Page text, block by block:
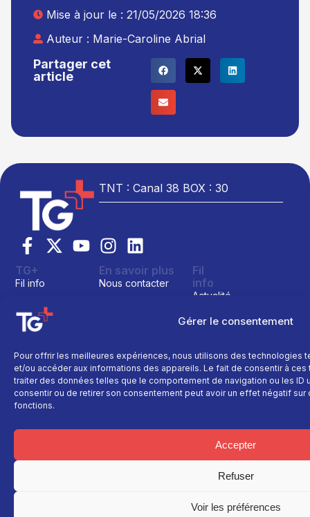
Gérer le consentement
Pour offrir les meilleures expériences, nous utilisons des technologies
et/ou accéder aux informations des appareils. Le fait de consentir à
traiter des données telles que le comportement de navigation ou les ID
consentir ou de retirer son consentement peut avoir un effet négatif
fonctions.
Accepter
Refuser
Voir les préférences
Partager cet
article
Mise à jour le : 21/05/2026 18:36
Auteur : Marie-Caroline Abrial
TNT : Canal 38 BOX : 30
Site réalisé par
TG+
Fil info
Direct
La chaine
Le média
En savoir plus
Nous contacter
personnelles
Politique cookie
Fil
info
Actualité
Recettes
Faits
divers